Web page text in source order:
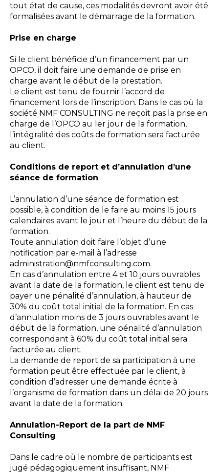
tout état de cause, ces modalités devront avoir été
formalisées avant le démarrage de la formation.
Prise en charge
Si le client bénéficie d’un financement par un
OPCO, il doit faire une demande de prise en
charge avant le début de la prestation.
Le client est tenu de fournir l’accord de
financement lors de l’inscription. Dans le cas où la
société NMF CONSULTING ne reçoit pas la prise en
charge de l’OPCO au 1er jour de la formation,
l’intégralité des coûts de formation sera facturée
au client.
Conditions de report et d’annulation d’une
séance de formation
L’annulation d’une séance de formation est
possible, à condition de le faire au moins 15 jours
calendaires avant le jour et l’heure du début de la
formation.
Toute annulation doit faire l’objet d’une
notification par e-mail à l’adresse
administration@nmfconsulting.com.
En cas d’annulation entre 4 et 10 jours ouvrables
avant la date de la formation, le client est tenu de
payer une pénalité d’annulation, à hauteur de
30% du coût total initial de la formation. En cas
d’annulation moins de 3 jours ouvrables avant le
début de la formation, une pénalité d’annulation
correspondant à 60% du coût total initial sera
facturée au client.
La demande de report de sa participation à une
formation peut être effectuée par le client, à
condition d’adresser une demande écrite à
l’organisme de formation dans un délai de 20 jours
avant la date de la formation.
Annulation-Report de la part de NMF
Consulting
Dans le cadre où le nombre de participants est
jugé pédagogiquement insuffisant, NMF